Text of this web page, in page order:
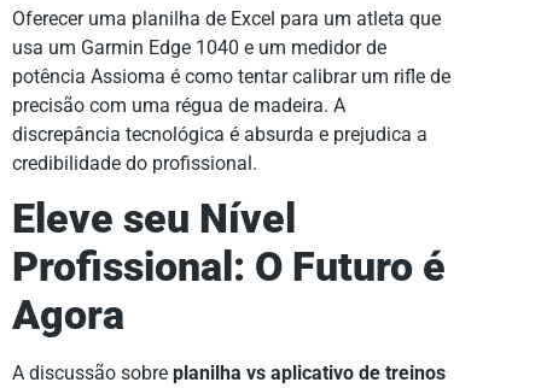
Oferecer uma planilha de Excel para um atleta que
usa um Garmin Edge 1040 e um medidor de
potência Assioma é como tentar calibrar um rifle de
precisão com uma régua de madeira. A
discrepância tecnológica é absurda e prejudica a
credibilidade do profissional.
Eleve seu Nível
Profissional: O Futuro é
Agora
A discussão sobre planilha vs aplicativo de treinos